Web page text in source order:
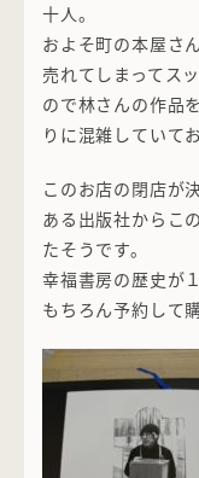
十人。
およそ町の本屋さ
売れてしまってス
ので林さんの作品
りに混雑していて
このお店の閉店が
ある出版社からこ
たそうです。
幸福書房の歴史が
もちろん予約して